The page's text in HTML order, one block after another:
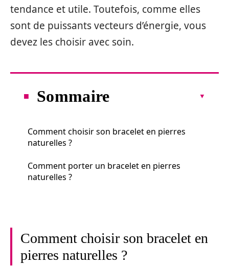
tendance et utile. Toutefois, comme elles
sont de puissants vecteurs d’énergie, vous
devez les choisir avec soin.
Sommaire
Comment choisir son bracelet en pierres
naturelles ?
Comment porter un bracelet en pierres
naturelles ?
Comment choisir son bracelet en
pierres naturelles ?